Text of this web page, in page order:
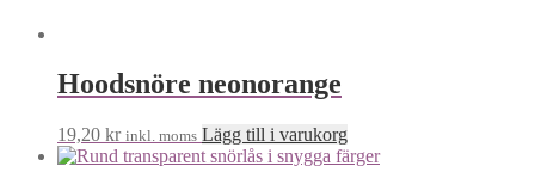
Hoodsnöre neonorange
19,20 kr inkl. moms Lägg till i varukorg